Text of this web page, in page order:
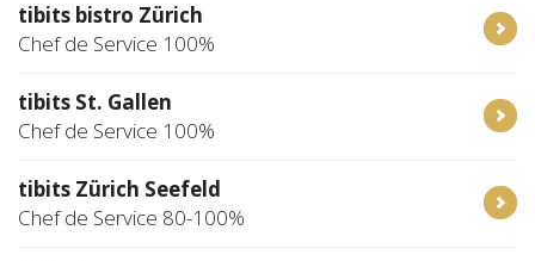
tibits bistro Zürich
Chef de Service 100%
tibits St. Gallen
Chef de Service 100%
tibits Zürich Seefeld
Chef de Service 80-100%